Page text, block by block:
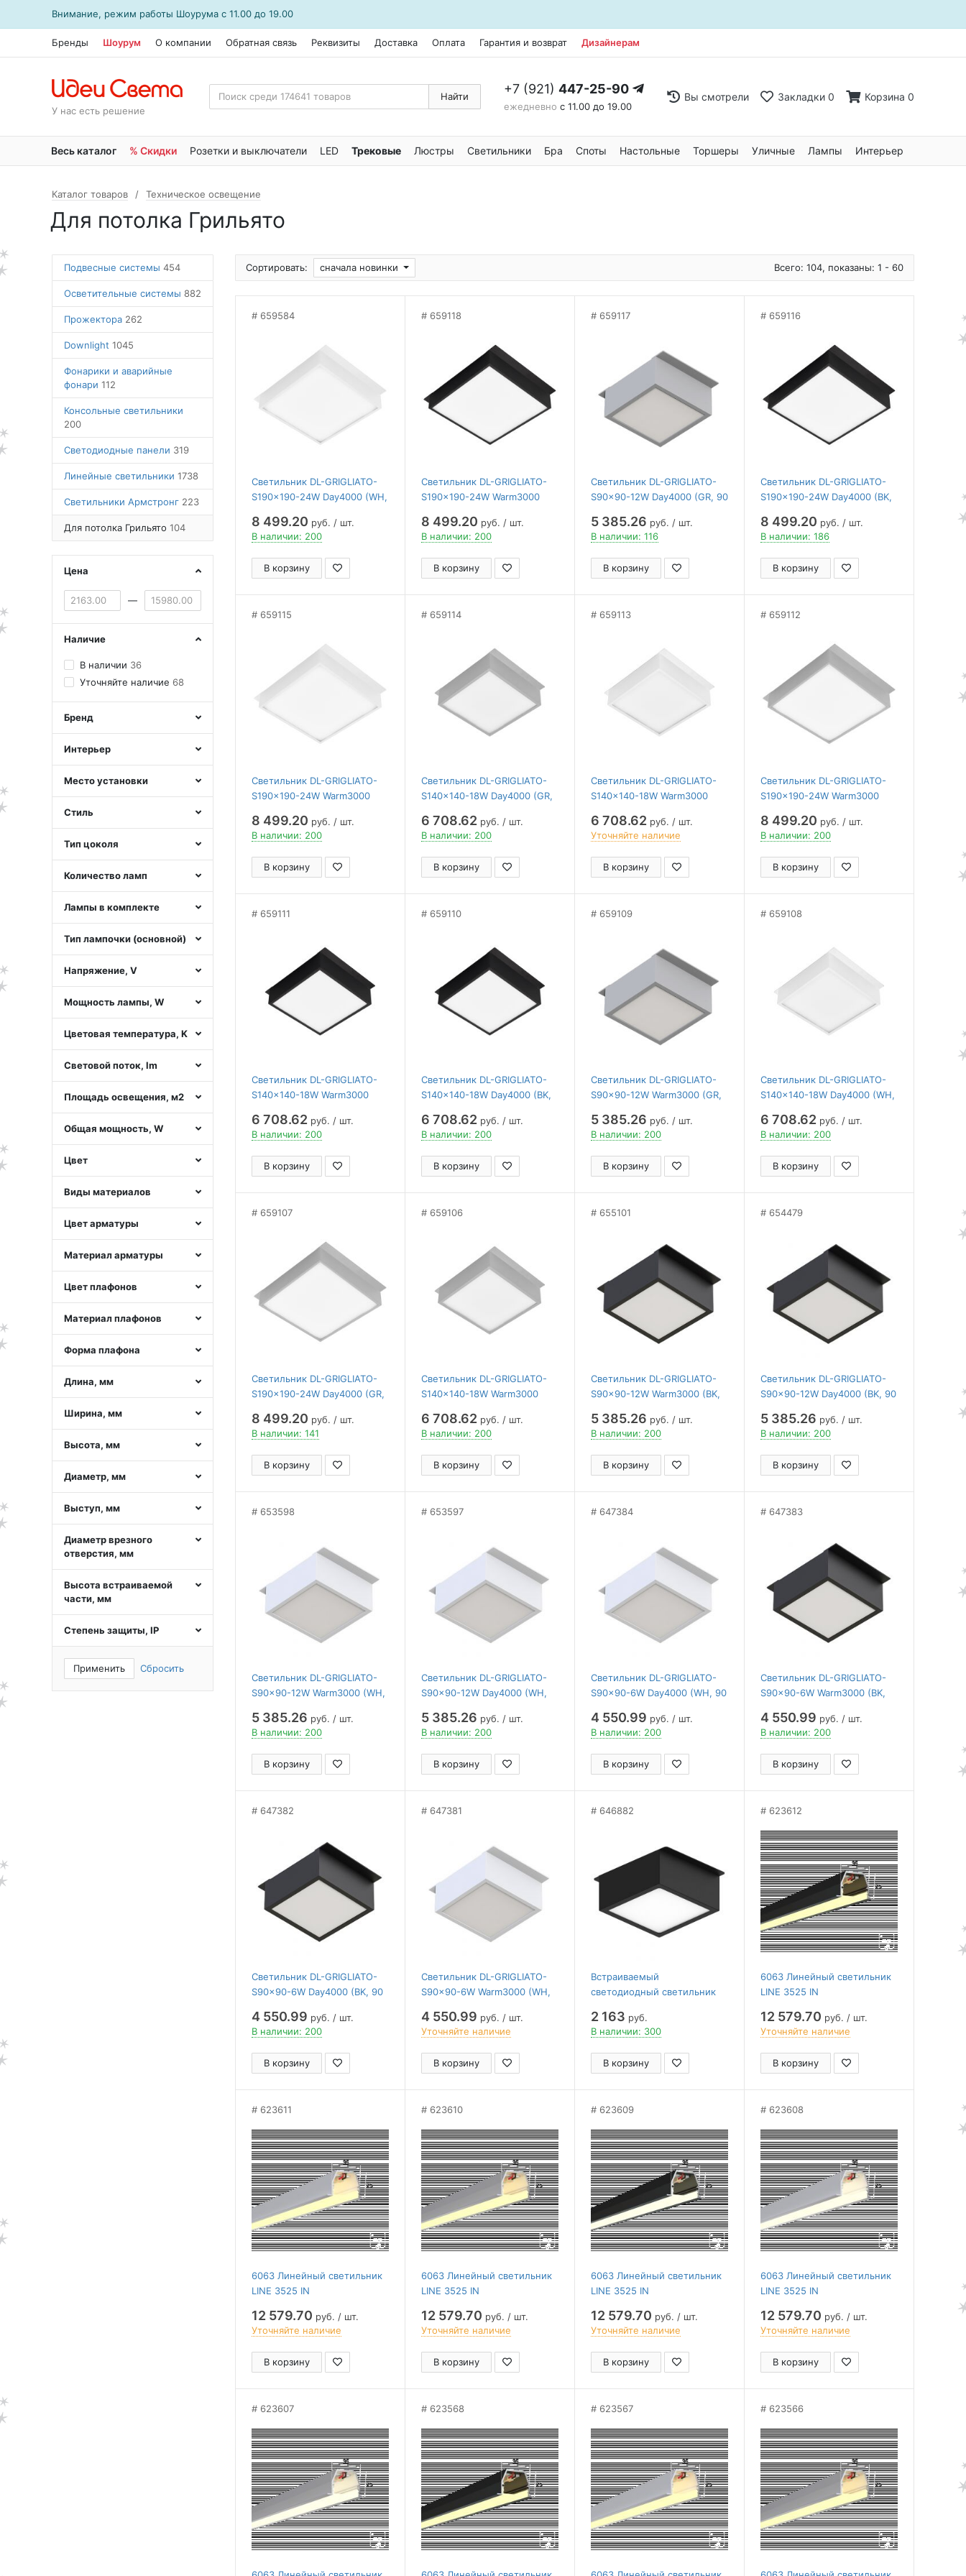
Внимание, режим работы Шоурума с 11.00 до 19.00
Бренды Шоурум О компании Обратная связь Реквизиты Доставка Оплата Гарантия и возврат Дизайнерам
У нас есть решение
Найти +7 (921) 447-25-90
ежедневно с 11.00 до 19.00
Вы смотрели Закладки 0 Корзина 0
Весь каталог % Скидки Розетки и выключатели LED Трековые Люстры Светильники Бра Споты Настольные Торшеры Уличные Лампы Интерьер
Каталог товаров Техническое освещение
Для потолка Грильято
Подвесные системы 454
Осветительные системы 882
Прожектора 262
Downlight 1045
Фонарики и аварийные
фонари 112
Консольные светильники
200
Светодиодные панели 319
Линейные светильники 1738
Светильники Армстронг 223
Для потолка Грильято 104
Цена
—
Наличие
В наличии 36
Уточняйте наличие 68
Бренд
Интерьер
Место установки
Стиль
Тип цоколя
Количество ламп
Лампы в комплекте
Тип лампочки (основной)
Напряжение, V
Мощность лампы, W
Цветовая температура, K
Световой поток, lm
Площадь освещения, м2
Общая мощность, W
Цвет
Виды материалов
Цвет арматуры
Материал арматуры
Цвет плафонов
Материал плафонов
Форма плафона
Длина, мм
Ширина, мм
Высота, мм
Диаметр, мм
Выступ, мм
Диаметр врезного
отверстия, мм
Высота встраиваемой
части, мм
Степень защиты, IP
Применить Сбросить
Сортировать: сначала новинки Всего: 104, показаны: 1 - 60
659584
Светильник DL-GRIGLIATO-
S190x190-24W Day4000 (WH,
Металл, 5 лет)
8 499.20 руб. / шт.
В наличии: 200
В корзину
659118
Светильник DL-GRIGLIATO-
S190x190-24W Warm3000
IP40 Металл, 5 лет)
8 499.20 руб. / шт.
В наличии: 200
В корзину
659117
Светильник DL-GRIGLIATO-
S90x90-12W Day4000 (GR, 90
Металл, 5 лет)
5 385.26 руб. / шт.
В наличии: 116
В корзину
659116
Светильник DL-GRIGLIATO-
S190x190-24W Day4000 (BK,
Металл, 5 лет)
8 499.20 руб. / шт.
В наличии: 186
В корзину
659115
Светильник DL-GRIGLIATO-
S190x190-24W Warm3000
IP40 Металл, 5 лет)
8 499.20 руб. / шт.
В наличии: 200
В корзину
659114
Светильник DL-GRIGLIATO-
S140x140-18W Day4000 (GR,
Металл, 5 лет)
6 708.62 руб. / шт.
В наличии: 200
В корзину
659113
Светильник DL-GRIGLIATO-
S140x140-18W Warm3000
IP40 Металл, 5 лет)
6 708.62 руб. / шт.
Уточняйте наличие
В корзину
659112
Светильник DL-GRIGLIATO-
S190x190-24W Warm3000
IP40 Металл, 5 лет)
8 499.20 руб. / шт.
В наличии: 200
В корзину
659111
Светильник DL-GRIGLIATO-
S140x140-18W Warm3000
IP40 Металл, 5 лет)
6 708.62 руб. / шт.
В наличии: 200
В корзину
659110
Светильник DL-GRIGLIATO-
S140x140-18W Day4000 (BK,
Металл, 5 лет)
6 708.62 руб. / шт.
В наличии: 200
В корзину
659109
Светильник DL-GRIGLIATO-
S90x90-12W Warm3000 (GR,
Металл, 5 лет)
5 385.26 руб. / шт.
В наличии: 200
В корзину
659108
Светильник DL-GRIGLIATO-
S140x140-18W Day4000 (WH,
Металл, 5 лет)
6 708.62 руб. / шт.
В наличии: 200
В корзину
659107
Светильник DL-GRIGLIATO-
S190x190-24W Day4000 (GR,
Металл, 5 лет)
8 499.20 руб. / шт.
В наличии: 141
В корзину
659106
Светильник DL-GRIGLIATO-
S140x140-18W Warm3000
IP40 Металл, 5 лет)
6 708.62 руб. / шт.
В наличии: 200
В корзину
655101
Светильник DL-GRIGLIATO-
S90x90-12W Warm3000 (BK,
Металл, 5 лет)
5 385.26 руб. / шт.
В наличии: 200
В корзину
654479
Светильник DL-GRIGLIATO-
S90x90-12W Day4000 (BK, 90
Металл, 5 лет)
5 385.26 руб. / шт.
В наличии: 200
В корзину
653598
Светильник DL-GRIGLIATO-
S90x90-12W Warm3000 (WH,
Металл, 5 лет)
5 385.26 руб. / шт.
В наличии: 200
В корзину
653597
Светильник DL-GRIGLIATO-
S90x90-12W Day4000 (WH,
Металл, 5 лет)
5 385.26 руб. / шт.
В наличии: 200
В корзину
647384
Светильник DL-GRIGLIATO-
S90x90-6W Day4000 (WH, 90
Металл, 5 лет)
4 550.99 руб. / шт.
В наличии: 200
В корзину
647383
Светильник DL-GRIGLIATO-
S90x90-6W Warm3000 (BK,
Металл, 5 лет)
4 550.99 руб. / шт.
В наличии: 200
В корзину
647382
Светильник DL-GRIGLIATO-
S90x90-6W Day4000 (BK, 90
Металл, 5 лет)
4 550.99 руб. / шт.
В наличии: 200
В корзину
647381
Светильник DL-GRIGLIATO-
S90x90-6W Warm3000 (WH,
Металл, 5 лет)
4 550.99 руб. / шт.
Уточняйте наличие
В корзину
646882
Встраиваемый
светодиодный светильник
2 163 руб.
В наличии: 300
В корзину
623612
6063 Линейный светильник
LINE 3525 IN
3K/43W)
12 579.70 руб. / шт.
Уточняйте наличие
В корзину
623611
6063 Линейный светильник
LINE 3525 IN
3K/43W)
12 579.70 руб. / шт.
Уточняйте наличие
В корзину
623610
6063 Линейный светильник
LINE 3525 IN
3K/43W)
12 579.70 руб. / шт.
Уточняйте наличие
В корзину
623609
6063 Линейный светильник
LINE 3525 IN
4K/43W)
12 579.70 руб. / шт.
Уточняйте наличие
В корзину
623608
6063 Линейный светильник
LINE 3525 IN
4K/43W)
12 579.70 руб. / шт.
Уточняйте наличие
В корзину
623607 623568 623567 623566